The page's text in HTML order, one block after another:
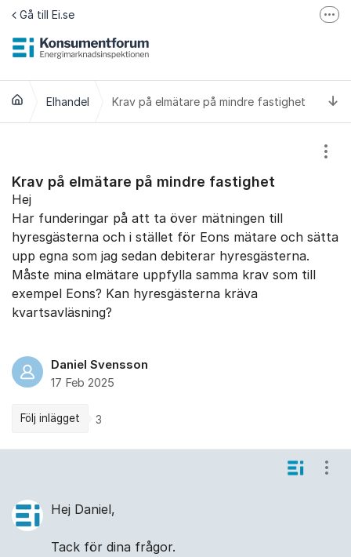
Hoppa till innehåll
Gå till Ei.se
Jämför elavtal på Elpriskollen.se
Elhandel Krav på elmätare på mindre fastighet
Krav på elmätare på mindre fastighet
Hej
Har funderingar på att ta över mätningen till
hyresgästerna och i stället för Eons mätare och sätta
upp egna som jag sedan debiterar hyresgästerna.
Måste mina elmätare uppfylla samma krav som till
exempel Eons? Kan hyresgästerna kräva
kvartsavläsning?
Daniel Svensson
17 Feb 2025
Följ inlägget 3
Hej Daniel,
Tack för dina frågor.